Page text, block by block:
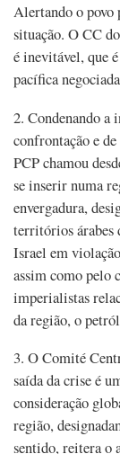
Alertando o povo
situação. O CC
é inevitável, que
pacífica
2. Condenando a
confrontação e
PCP chamou
se inserir numa
envergadura,
territórios árabes
Israel em
assim como pelo
imperialistas
da região, o
3. O Comité
saída da crise é
consideração
região,
sentido, reitera o